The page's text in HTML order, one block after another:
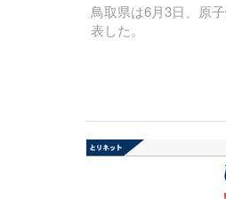
鳥取県は6月3日、原
表した。